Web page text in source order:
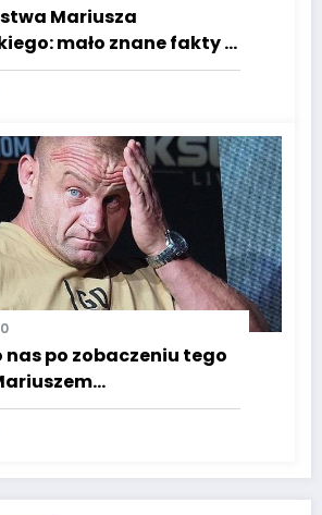
Mariusza
mało znane fakty o
Expressu.
0
nas po zobaczeniu tego
Przez 20 lat zmieniło
wylewa się z